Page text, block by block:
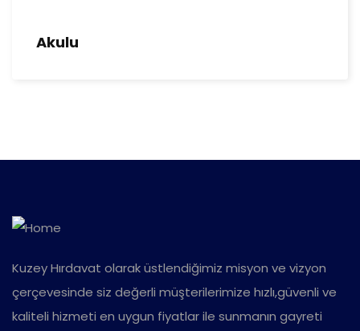
Akulu
Kuzey Hırdavat olarak üstlendiğimiz misyon ve vizyon
çerçevesinde siz değerli müşterilerimize hızlı,güvenli ve
kaliteli hizmeti en uygun fiyatlar ile sunmanın gayreti